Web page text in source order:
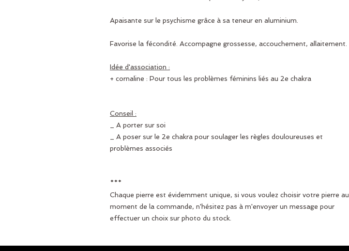
Apaisante sur le psychisme grâce à sa teneur en aluminium.
Favorise la fécondité. Accompagne grossesse, accouchement, allaitement.
Idée d'association :
+ cornaline : Pour tous les problèmes féminins liés au 2e chakra
Conseil :
_ A porter sur soi
_ A poser sur le 2e chakra pour soulager les règles douloureuses et
problèmes associés
***
Chaque pierre est évidemment unique, si vous voulez choisir votre pierre au
moment de la commande, n'hésitez pas à m'envoyer un message pour
effectuer un choix sur photo du stock.